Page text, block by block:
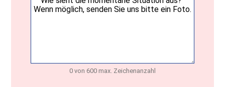
0 von 600 max. Zeichenanzahl